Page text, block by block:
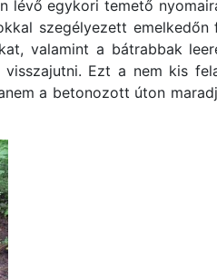
lévő egykori temető
szegélyezett
valamint a bátrabbak
Ezt a nem kis
a betonozott úton